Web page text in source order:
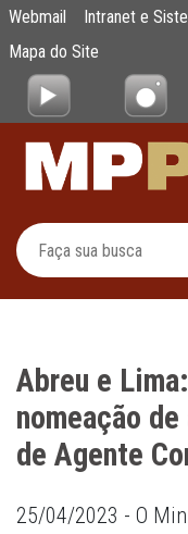
Pular para o Conteúdo
Abreu e Lima:
Webmail Intranet e
Mapa do Site
Abreu e
nomeação
de Agente
25/04/2023 - O